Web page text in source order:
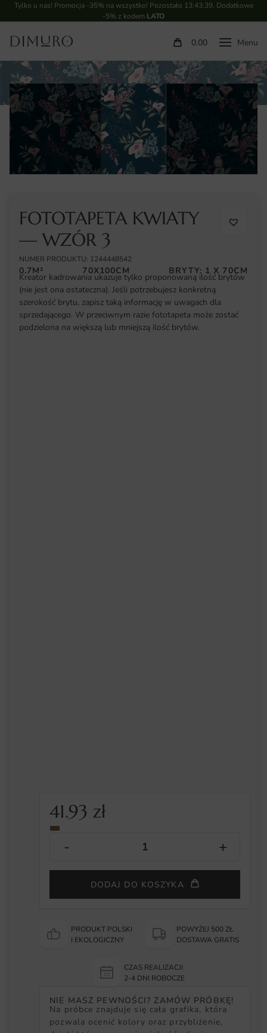
Tylko u nas! Promocja -35% na wszystko! Pozostało 13:43:39. Dodatkowe
-5% z kodem LATO
0.00
FOTOTAPETA KWIATY
— WZÓR 3
NUMER PRODUKTU: 1244448542
0.7M² 70X100CM BRYTY: 1 X 70CM
Kreator kadrowania ukazuje tylko proponowaną ilość brytów
(nie jest ona ostateczna). Jeśli potrzebujesz konkretną
szerokość brytu, zapisz taką informację w uwagach dla
sprzedającego. W przeciwnym razie fototapeta może zostać
podzielona na większą lub mniejszą ilość brytów.
41.93zł
DODAJ DO KOSZYKA
PRODUKT POLSKI
I EKOLOGICZNY
POWYŻEJ 500 ZŁ
DOSTAWA GRATIS
CZAS REALIZACJI
2-4 DNI ROBOCZE
NIE MASZ PEWNOŚCI? ZAMÓW PRÓBKĘ!
Na próbce znajduje się cała grafika, która
pozwala ocenić kolory oraz przybliżenie,